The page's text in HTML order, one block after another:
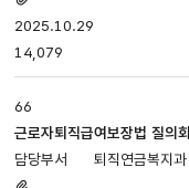
첨부파일,
담당부서,
등록일,
조회로
나누어져
있습니다.
있음
2025.10.29
14,079
66
근로자퇴직급여보장법 질의
퇴직연금복지과